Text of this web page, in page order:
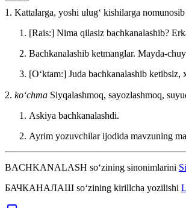
1. Kattalarga, yoshi ulugʻ kishilarga
[Rais:] Nima qilasiz bachkanalashib?
Bachkanalashib ketmanglar. Mayda-
[Oʻktam:] Juda bachkanalashib ketibsiz,
2. koʻchma Siyqalashmoq, sayozlashmoq,
Askiya bachkanalashdi.
Ayrim yozuvchilar ijodida mavzuning
BACHKANALASH so‘zining sinonimlarini
БАЧКАНАЛАШ so‘zining kirillcha yozilishi